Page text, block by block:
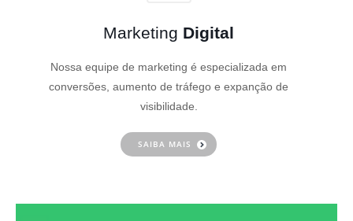
Marketing Digital
Nossa equipe de marketing é especializada em
conversões, aumento de tráfego e expanção de
visibilidade.
SAIBA MAIS